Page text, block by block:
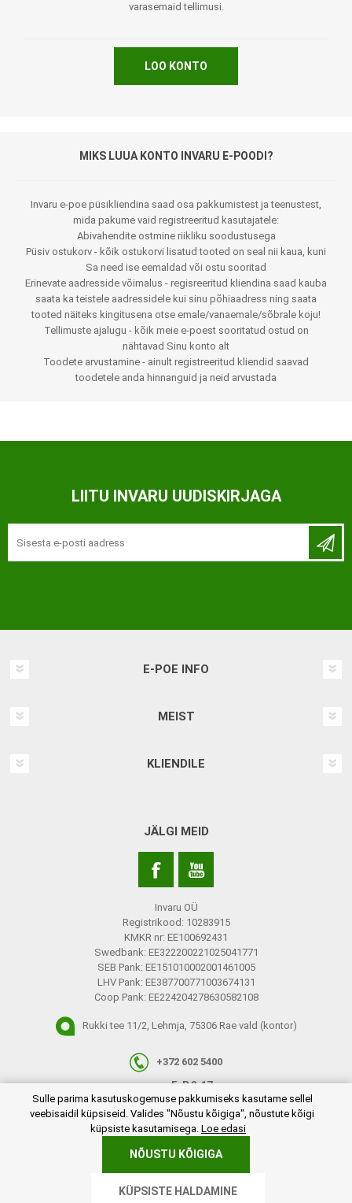
varasemaid tellimusi.
LOO KONTO
MIKS LUUA KONTO INVARU E-POODI?
Invaru e-poe püsikliendina saad osa pakkumistest ja teenustest,
mida pakume vaid registreeritud kasutajatele:
Abivahendite ostmine riikliku soodustusega
Püsiv ostukorv - kõik ostukorvi lisatud tooted on seal nii kaua, kuni
Sa need ise eemaldad või ostu sooritad
Erinevate aadresside võimalus - regisreeritud kliendina saad kauba
saata ka teistele aadressidele kui sinu põhiaadress ning saata
tooted näiteks kingitusena otse emale/vanaemale/sõbrale koju!
Tellimuste ajalugu - kõik meie e-poest sooritatud ostud on
nähtavad Sinu konto alt
Toodete arvustamine - ainult registreeritud kliendid saavad
toodetele anda hinnanguid ja neid arvustada
LIITU INVARU UUDISKIRJAGA
E-POE INFO
MEIST
KLIENDILE
JÄLGI MEID
Invaru OÜ
Registrikood: 10283915
KMKR nr: EE100692431
Swedbank: EE322200221025041771
SEB Pank: EE151010002001461005
LHV Pank: EE387700771003674131
Coop Pank: EE224204278630582108
Rukki tee 11/2, Lehmja, 75306 Rae vald (kontor)
+372 602 5400
E-R 9-17
info@invaru.ee
Powered bynopCommerce
Sulle parima kasutuskogemuse pakkumiseks kasutame sellel
veebisaidil küpsiseid. Valides "Nõustu kõigiga", nõustute kõigi
küpsiste kasutamisega. Loe edasi
NÕUSTU KÕIGIGA
KÜPSISTE HALDAMINE